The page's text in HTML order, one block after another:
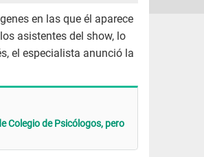
en las que él aparece
asistentes del show, lo
el especialista anunció la
Colegio de Psicólogos, pero